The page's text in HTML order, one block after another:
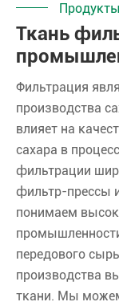
Продукты
Ткань
Фильтрация
производства
влияет на
сахара в
фильтрации
фильтр-прессы
понимаем
передового
производства
ткани. Мы